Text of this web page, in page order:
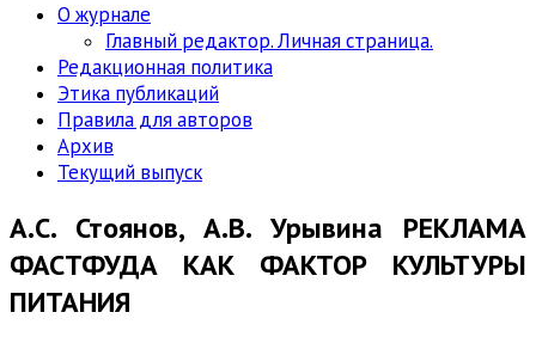
О журнале
Главный редактор. Личная страница.
Редакционная политика
Этика публикаций
Правила для авторов
Архив
Текущий выпуск
А.С. Стоянов, А.В. Урывина РЕКЛАМА
ФАСТФУДА КАК ФАКТОР КУЛЬТУРЫ
ПИТАНИЯ